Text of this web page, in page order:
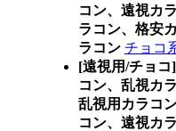
コン、遠視カ
ラコン、格安
ラコン チョコ
[遠視用/チョコ
コン、乱視カ
乱視用カラコ
コン、遠視カ